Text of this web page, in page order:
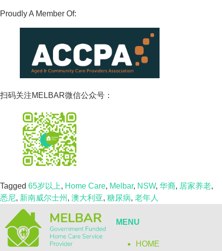
Proudly A Member Of:
扫码关注MELBAR微信公众号：
Tagged 65岁以上, Home Care, Melbar, NSW, 华裔, 居家养老,
悉尼, 新南威尔士州 , 澳大利亚, 糖尿病, 老年人
MENU
HOME